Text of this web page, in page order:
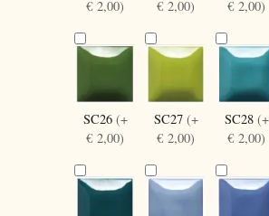
€ 2,00) € 2,00) € 2,00)
SC26 (+
€ 2,00)
SC27 (+
€ 2,00)
SC28 (+
€ 2,00)